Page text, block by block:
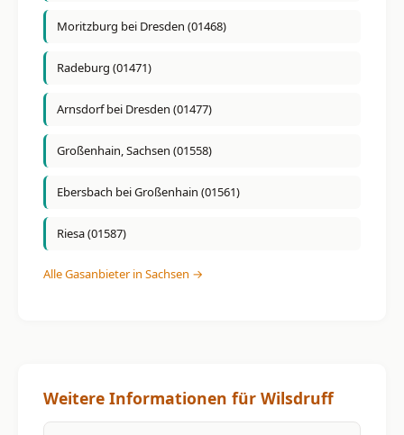
Moritzburg bei Dresden (01468)
Radeburg (01471)
Arnsdorf bei Dresden (01477)
Großenhain, Sachsen (01558)
Ebersbach bei Großenhain (01561)
Riesa (01587)
Alle Gasanbieter in Sachsen →
Weitere Informationen für Wilsdruff